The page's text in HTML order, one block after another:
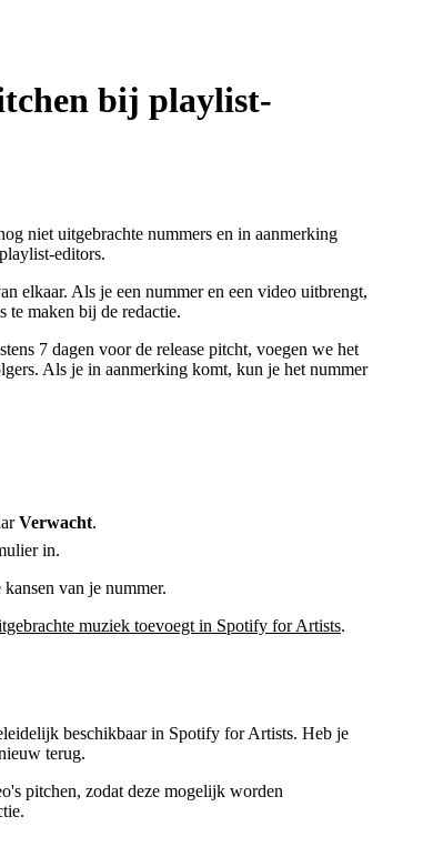
bij playlist-
niet uitgebrachte nummers en in aanmerking
editors.
elkaar. Als je een nummer en een video uitbrengt,
te maken bij de redactie.
7 dagen voor de release pitcht, voegen we het
Als je in aanmerking komt, kun je het nummer
Verwacht
in.
van je nummer.
muziek toevoegt in Spotify for Artists.
beschikbaar in Spotify for Artists. Heb je
terug.
pitchen, zodat deze mogelijk worden